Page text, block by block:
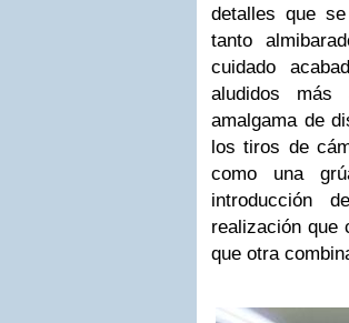
detalles que
tanto
cuidado
aludidos más
amalgama de
los tiros de
como una
introducción
realización que
que otra